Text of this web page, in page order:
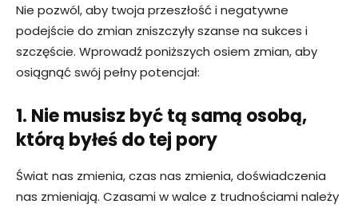
Nie pozwól, aby twoja przeszłość i negatywne
podejście do zmian zniszczyły szanse na sukces i
szczęście. Wprowadź poniższych osiem zmian, aby
osiągnąć swój pełny potencjał:
1. Nie musisz być tą samą osobą,
którą byłeś do tej pory
Świat nas zmienia, czas nas zmienia, doświadczenia
nas zmieniają. Czasami w walce z trudnościami należy